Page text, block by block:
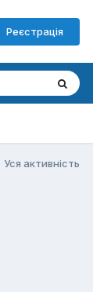
Реєстрація
Уся активність